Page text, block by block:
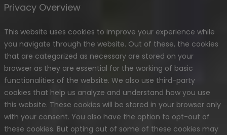
Privacy Overview
This website uses cookies to improve your experience while
you navigate through the website. Out of these, the cookies
that are categorized as necessary are stored on your
browser as they are essential for the working of basic
functionalities of the website. We also use third-party
cookies that help us analyze and understand how you use
this website. These cookies will be stored in your browser only
with your consent. You also have the option to opt-out of
these cookies. But opting out of some of these cookies may